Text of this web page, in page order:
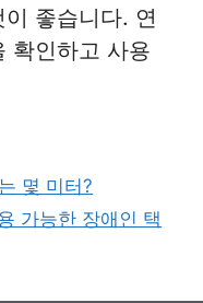
좋습니다. 연
확인하고 사용
몇 미터?
가능한 장애인 택